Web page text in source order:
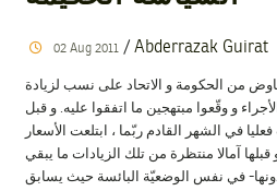
02 Aug 2011/ Abderrazak Guirat
من الحكومة و الاتحاد على نسب لزيادة
و وقّعوا مبتهجين ما اتفقوا عليه. و قبل
في الشهر القادم ربّما ، ابتلعت الأسعار
قبلها آمالا منتظرة من تلك الزيادات ما يبقي
في نفس الوضعيّة البائسة حيث يسابق